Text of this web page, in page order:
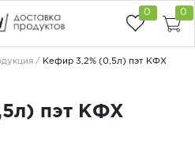
0 0
Кефир 3,2% (0,5л) пэт КФХ
пэт КФХ